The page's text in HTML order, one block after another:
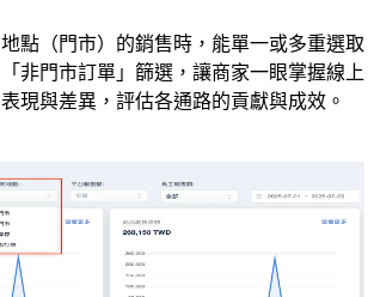
點（門市）的銷售時，能單一或多重選取
非門市訂單」篩選，讓商家一眼掌握線上
現與差異，評估各通路的貢獻與成效。